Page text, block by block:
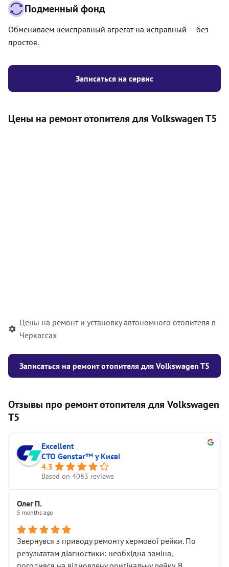
Записаться на сервис
Подменный фонд
Обмениваем неисправный агрегат на исправный — без
простоя.
Цены на ремонт отопителя для Volkswagen T5
Цены на ремонт и установку автономного отопителя в
Черкассах
Записаться на ремонт отопителя для Volkswagen T5
Отзывы про ремонт отопителя для Volkswagen
T5
Excellent
СТО Genstar™ у Києві
4.3
Based on 4083 reviews
Олег П.
5 months ago
Звернувся з приводу ремонту кермової рейки. По
результатам діагностики: необхідна заміна,